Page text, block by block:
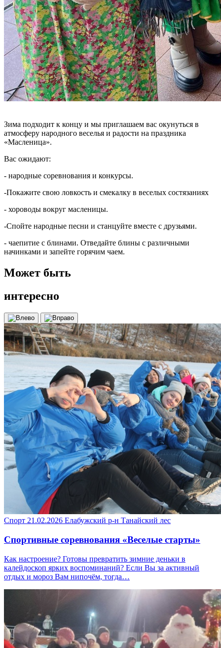
Зима подходит к концу и мы приглашаем вас окунуться в
атмосферу народного веселья и радости на праздника
«Масленица».
Вас ожидают:
- народные соревнования и конкурсы.
-Покажите свою ловкость и смекалку в веселых состязаниях
- хороводы вокруг масленицы.
-Спойте народные песни и станцуйте вместе с друзьями.
- чаепитие с блинами. Отведайте блины с различными
начинками и запейте горячим чаем.
Может быть
интересно
Спорт 21.02.2026 Елабужский р-н Танайский лес
Спортивные соревнования «Веселые старты»
Как настроение? Готовы превратить зимние деньки в
калейдоскоп ярких воспоминаний? Если Вы за активный
отдых и мороз Вам нипочём, тогда…